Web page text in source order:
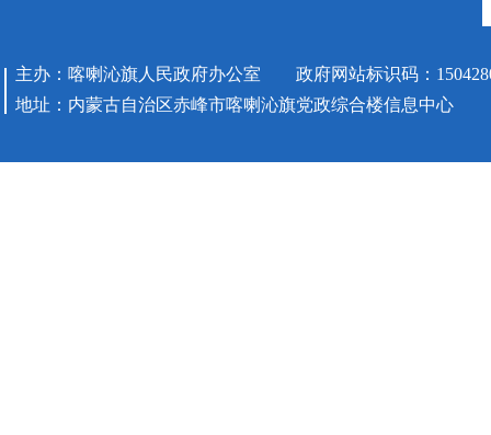
主办：喀喇沁旗人民政府办公室 政府网站标识码：
地址：内蒙古自治区赤峰市喀喇沁旗党政综合楼信息中心